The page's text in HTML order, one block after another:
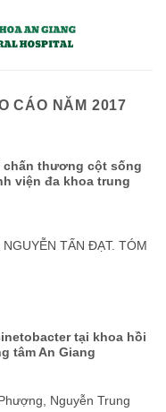
CÁO NĂM 2017
chấn thương cột sống
viện đa khoa trung
TẤN ĐẠT. TÓM
tại khoa hồi
tâm An Giang
Nguyễn Trung